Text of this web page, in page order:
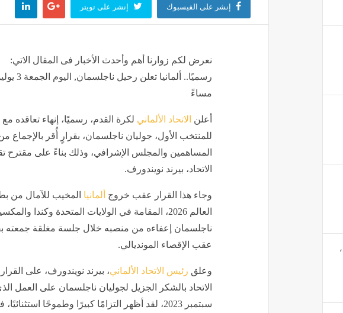
ظاهرة غامضة تثير المخاوف بالهند، اهتزاز مياه بئر بعنف والسلطات تفشل في معرفة السر
صفحة على السوشيال ميديا تتحول إلى سوق للأسلحة البيضاء والأمن يضبط 87 قطعة سلاح وحشيش
سعر
مصر
إنشر على الفيسبوك إنشر على تويتر
نعرض لكم زوارنا أهم وأحدث الأخبار فى المقال الاتي:
مساءً
أعلن الاتحاد الألماني لكرة القدم، رسميًا، إنهاء تعاقده مع
للمنتخب الأول، جوليان ناجلسمان، بقرارٍ أُقر بالإجماع
المساهمين والمجلس الإشرافي، وذلك بناءً على مقترح
الاتحاد، بيرند نويندورف.
وجاء هذا القرار عقب خروج ألمانيا المخيب للآمال من
العالم 2026، المقامة في الولايات المتحدة وكندا
ناجلسمان إعفاءه من منصبه خلال جلسة مغلقة جمعته
عقب الإقصاء المونديالي.
وعلق رئيس الاتحاد الألماني، بيرند نويندورف، على القرار
الاتحاد بالشكر الجزيل لجوليان ناجلسمان على العمل
سبتمبر 2023، لقد أظهر التزامًا كبيرًا وطموحًا